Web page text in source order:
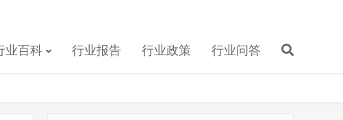
业百科 行业报告 行业政策 行业问答